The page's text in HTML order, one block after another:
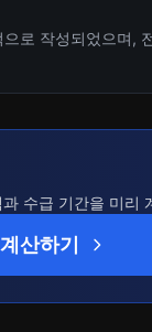
로 작성되었으며,
수급 기간을 미리
계산하기